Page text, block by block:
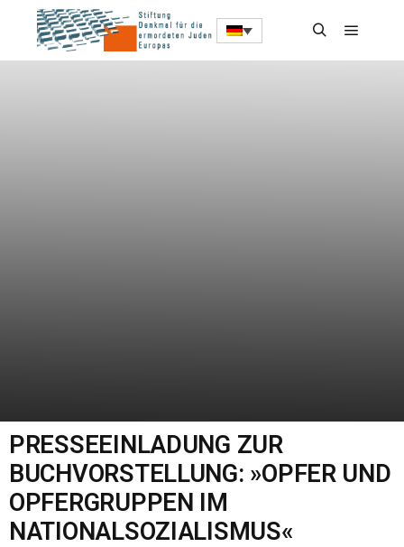
PRESSEEINLADUNG ZUR
BUCHVORSTELLUNG: »OPFER UND
OPFERGRUPPEN IM
NATIONALSOZIALISMUS«